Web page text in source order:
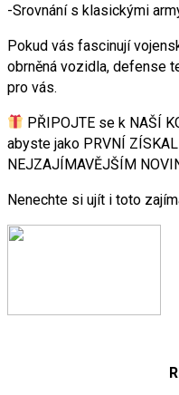
-Srovnání s klasickými
Pokud vás fascinují
obrněná vozidla, defense
pro vás.
PŘIPOJTE se k NAŠÍ
abyste jako PRVNÍ
NEJZAJÍMAVĚJŠÍM
Nenechte si ujít i toto